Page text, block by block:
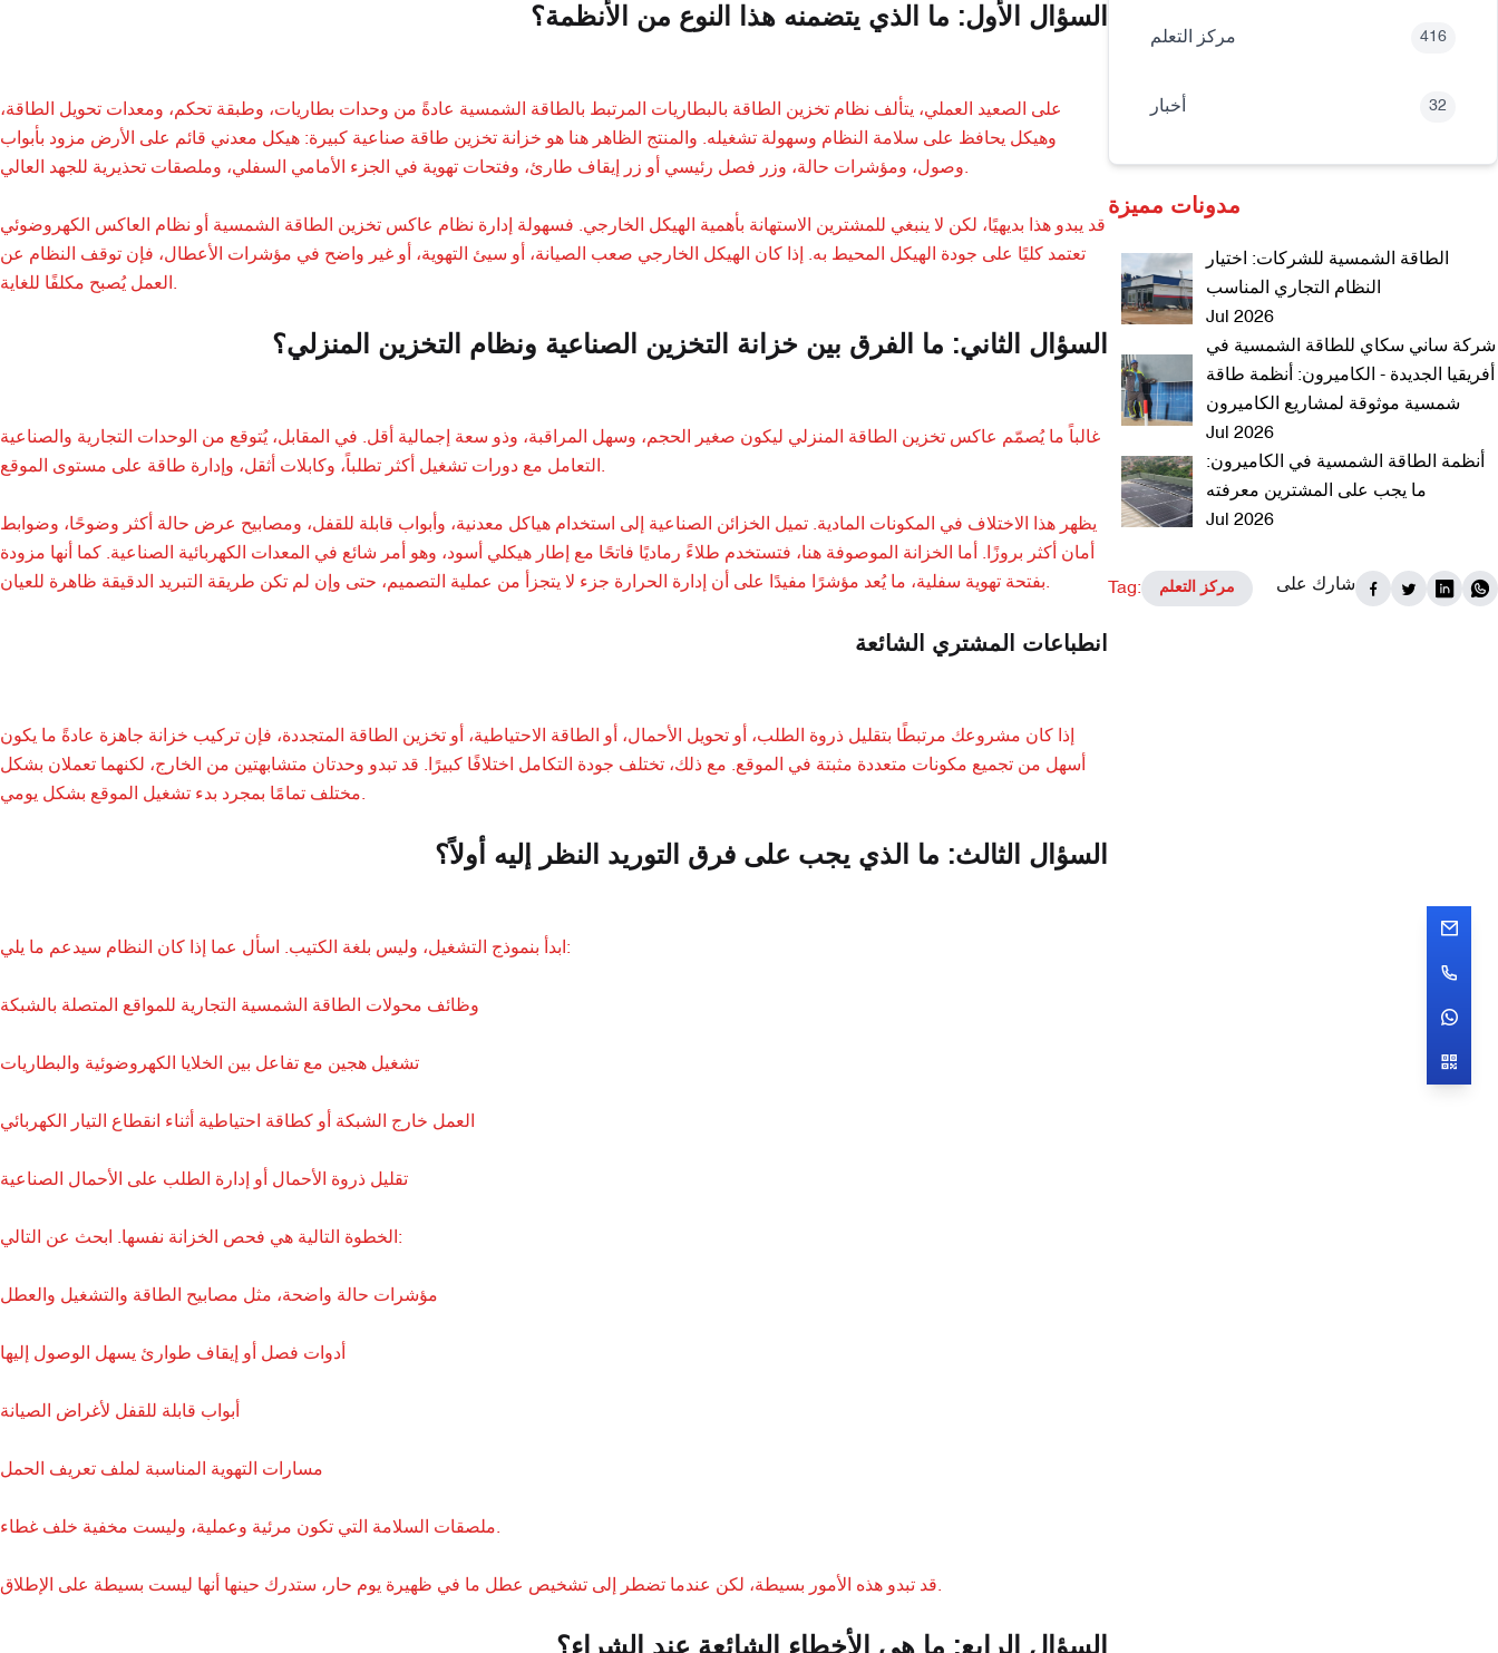
السؤال الأول: ما الذي يتضمنه هذا النوع من الأنظمة؟
على الصعيد العملي، يتألف نظام تخزين الطاقة بالبطاريات المرتبط بالطاقة الشمسية عادةً من وحدات بطاريات، وطبقة تحكم، ومعدات تحويل الطاقة،
وهيكل يحافظ على سلامة النظام وسهولة تشغيله. والمنتج الظاهر هنا هو خزانة تخزين طاقة صناعية كبيرة: هيكل معدني قائم على الأرض مزود بأبواب
وصول، ومؤشرات حالة، وزر فصل رئيسي أو زر إيقاف طارئ، وفتحات تهوية في الجزء الأمامي السفلي، وملصقات تحذيرية للجهد العالي.
قد يبدو هذا بديهيًا، لكن لا ينبغي للمشترين الاستهانة بأهمية الهيكل الخارجي. فسهولة إدارة نظام عاكس تخزين الطاقة الشمسية أو نظام العاكس الكهروضوئي
تعتمد كليًا على جودة الهيكل المحيط به. إذا كان الهيكل الخارجي صعب الصيانة، أو سيئ التهوية، أو غير واضح في مؤشرات الأعطال، فإن توقف النظام عن
العمل يُصبح مكلفًا للغاية.
السؤال الثاني: ما الفرق بين خزانة التخزين الصناعية ونظام التخزين المنزلي؟
غالباً ما يُصمّم عاكس تخزين الطاقة المنزلي ليكون صغير الحجم، وسهل المراقبة، وذو سعة إجمالية أقل. في المقابل، يُتوقع من الوحدات التجارية والصناعية
التعامل مع دورات تشغيل أكثر تطلباً، وكابلات أثقل، وإدارة طاقة على مستوى الموقع.
يظهر هذا الاختلاف في المكونات المادية. تميل الخزائن الصناعية إلى استخدام هياكل معدنية، وأبواب قابلة للقفل، ومصابيح عرض حالة أكثر وضوحًا، وضوابط
أمان أكثر بروزًا. أما الخزانة الموصوفة هنا، فتستخدم طلاءً رماديًا فاتحًا مع إطار هيكلي أسود، وهو أمر شائع في المعدات الكهربائية الصناعية. كما أنها مزودة
بفتحة تهوية سفلية، ما يُعد مؤشرًا مفيدًا على أن إدارة الحرارة جزء لا يتجزأ من عملية التصميم، حتى وإن لم تكن طريقة التبريد الدقيقة ظاهرة للعيان.
انطباعات المشتري الشائعة
إذا كان مشروعك مرتبطًا بتقليل ذروة الطلب، أو تحويل الأحمال، أو الطاقة الاحتياطية، أو تخزين الطاقة المتجددة، فإن تركيب خزانة جاهزة عادةً ما يكون
أسهل من تجميع مكونات متعددة مثبتة في الموقع. مع ذلك، تختلف جودة التكامل اختلافًا كبيرًا. قد تبدو وحدتان متشابهتين من الخارج، لكنهما تعملان بشكل
مختلف تمامًا بمجرد بدء تشغيل الموقع بشكل يومي.
السؤال الثالث: ما الذي يجب على فرق التوريد النظر إليه أولاً؟
ابدأ بنموذج التشغيل، وليس بلغة الكتيب. اسأل عما إذا كان النظام سيدعم ما يلي:
وظائف محولات الطاقة الشمسية التجارية للمواقع المتصلة بالشبكة
تشغيل هجين مع تفاعل بين الخلايا الكهروضوئية والبطاريات
العمل خارج الشبكة أو كطاقة احتياطية أثناء انقطاع التيار الكهربائي
تقليل ذروة الأحمال أو إدارة الطلب على الأحمال الصناعية
الخطوة التالية هي فحص الخزانة نفسها. ابحث عن التالي:
مؤشرات حالة واضحة، مثل مصابيح الطاقة والتشغيل والعطل
أدوات فصل أو إيقاف طوارئ يسهل الوصول إليها
أبواب قابلة للقفل لأغراض الصيانة
مسارات التهوية المناسبة لملف تعريف الحمل
ملصقات السلامة التي تكون مرئية وعملية، وليست مخفية خلف غطاء.
قد تبدو هذه الأمور بسيطة، لكن عندما تضطر إلى تشخيص عطل ما في ظهيرة يوم حار، ستدرك حينها أنها ليست بسيطة على الإطلاق.
مركز التعلم 416
أخبار 32
مدونات مميزة
الطاقة الشمسية للشركات: اختيار
النظام التجاري المناسب
Jul 2026
شركة ساني سكاي للطاقة الشمسية في
أفريقيا الجديدة - الكاميرون: أنظمة طاقة
شمسية موثوقة لمشاريع الكاميرون
Jul 2026
أنظمة الطاقة الشمسية في الكاميرون:
ما يجب على المشترين معرفته
Jul 2026
Tag: مركز التعلم شارك على